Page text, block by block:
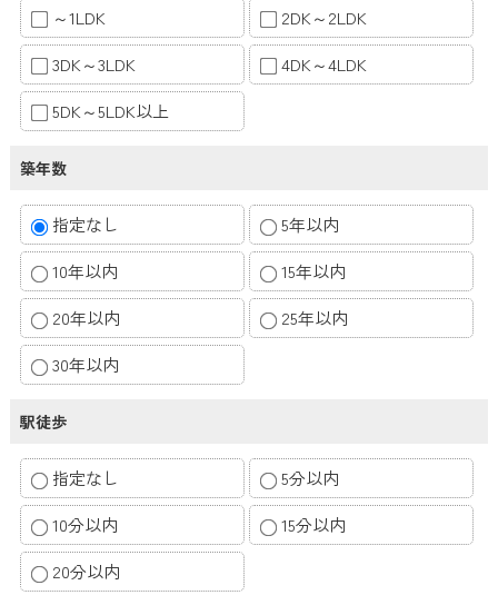
～1LDK
2DK～2LDK
3DK～3LDK
4DK～4LDK
5DK～5LDK以上
築年数
指定なし
5年以内
10年以内
15年以内
20年以内
25年以内
30年以内
駅徒歩
指定なし
5分以内
10分以内
15分以内
20分以内